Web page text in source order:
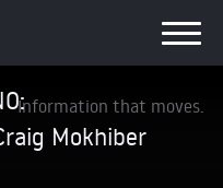
Information that moves.
Mokhiber